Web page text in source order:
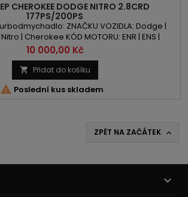
CHEROKEE DODGE NITRO 2.8CRD
177PS/200PS
ZNAČKU VOZIDLA: Dodge |
| Cherokee KÓD MOTORU: ENR | ENS |
2777ccm 2.8 CRD VÝKON: 177PS / 130kW |
/ 147kW ROK VÝROBY: 2007 -
Cena
10 000,00 Kč
 Přidat do košíku
 Poslední kus skladem
ZPĚT NA ZAČÁTEK 
